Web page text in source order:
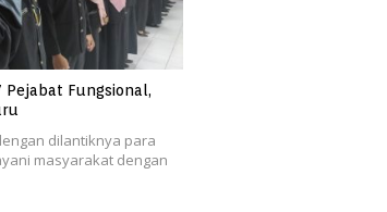
Fungsional,
dilantiknya para
masyarakat dengan